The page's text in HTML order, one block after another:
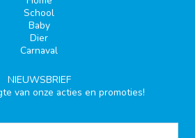
School
Baby
Dier
Carnaval
NIEUWSBRIEF
van onze acties en promoties!